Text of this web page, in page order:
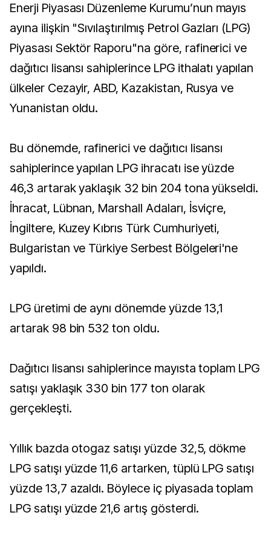
Enerji Piyasası Düzenleme Kurumu’nun mayıs
ayına ilişkin "Sıvılaştırılmış Petrol Gazları (LPG)
Piyasası Sektör Raporu"na göre, rafinerici ve
dağıtıcı lisansı sahiplerince LPG ithalatı yapılan
ülkeler Cezayir, ABD, Kazakistan, Rusya ve
Yunanistan oldu.
Bu dönemde, rafinerici ve dağıtıcı lisansı
sahiplerince yapılan LPG ihracatı ise yüzde
46,3 artarak yaklaşık 32 bin 204 tona yükseldi.
İhracat, Lübnan, Marshall Adaları, İsviçre,
İngiltere, Kuzey Kıbrıs Türk Cumhuriyeti,
Bulgaristan ve Türkiye Serbest Bölgeleri'ne
yapıldı.
LPG üretimi de aynı dönemde yüzde 13,1
artarak 98 bin 532 ton oldu.
Dağıtıcı lisansı sahiplerince mayısta toplam LPG
satışı yaklaşık 330 bin 177 ton olarak
gerçekleşti.
Yıllık bazda otogaz satışı yüzde 32,5, dökme
LPG satışı yüzde 11,6 artarken, tüplü LPG satışı
yüzde 13,7 azaldı. Böylece iç piyasada toplam
LPG satışı yüzde 21,6 artış gösterdi.